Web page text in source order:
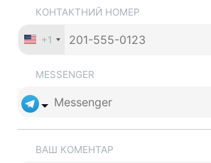
КОНТАКТНИЙ НОМЕР
+1
MESSENGER
ВАШ КОМЕНТАР